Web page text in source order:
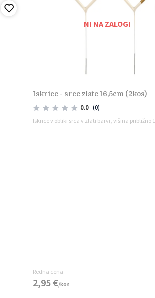
NI NA ZALOGI
iskrice - srce zlate 16,5cm (2kos)
0.0 (0)
Iskrice v obliki srca v zlati barvi, višina približno
Redna cena
2,95€/kos